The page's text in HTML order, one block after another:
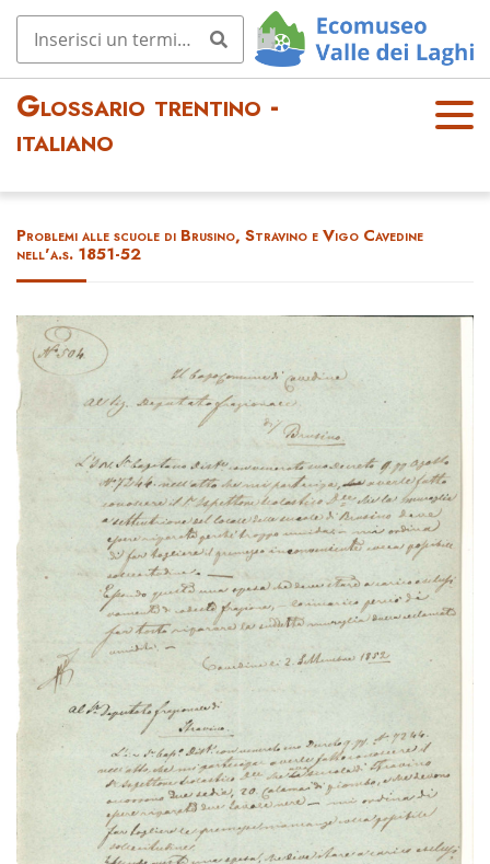
Glossario trentino -
italiano
OPE
Problemi alle scuole di Brusino, Stravino e Vigo Cavedine
nell'a.s. 1851-52